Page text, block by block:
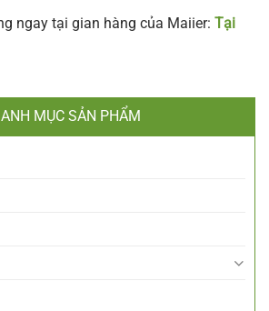
ngay tại gian hàng của Maiier: Tại
MỤC SẢN PHẨM